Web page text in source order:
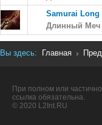
Samurai Long
Длинный Меч
Вы здесь: Главная
При полном или
ссылка обязательна.
© 2020 L2Int.RU